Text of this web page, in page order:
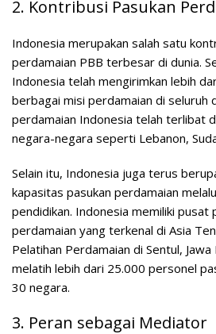
2. Kontribusi Pasukan
Indonesia merupakan salah satu
perdamaian PBB terbesar di dunia.
Indonesia telah mengirimkan lebih
berbagai misi perdamaian di seluruh
perdamaian Indonesia telah terlibat
negara-negara seperti Lebanon,
Selain itu, Indonesia juga terus
kapasitas pasukan perdamaian
pendidikan. Indonesia memiliki pusat
perdamaian yang terkenal di Asia
Pelatihan Perdamaian di Sentul,
melatih lebih dari 25.000 personel
30 negara.
3. Peran sebagai Mediator